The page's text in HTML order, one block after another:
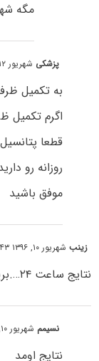
مگه
پزشکی شهریور ۱۲, ۱۳۹۶ at ۹:۱۰ ق٫ظ
به تکمیل
اگرم تکمیل
قطعا
روزانه رو
موفق باشید
زینبشهریور ۱۰, ۱۳۹۶ at ۹:۴۳ ب٫ظ
نتایج ساعت ۲۴….برین به کارتون برسین تا ۱۲ شب
نسیمم شهریور ۱۰, ۱۳۹۶ at ۱۱:۱۶ ب٫ظ
نتایج اومد